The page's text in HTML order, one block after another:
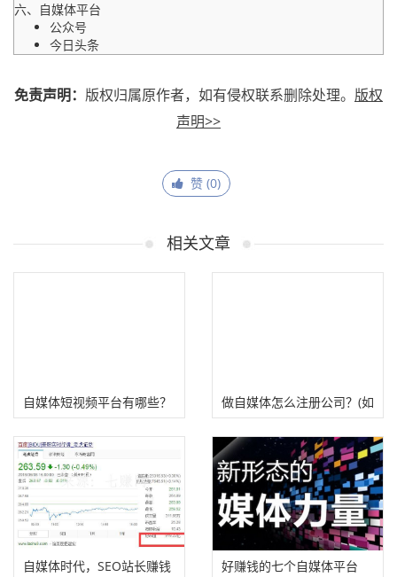
六、自媒体平台
公众号
今日头条
免责声明： 版权归属原作者，如有侵权联系删除处理。 版权
声明>>
赞 (0)
相关文章
自媒体短视频平台有哪些？
（看看哪些适合你做）
做自媒体怎么注册公司？(如
何选择经营范围)
自媒体时代，SEO站长赚钱 好赚钱的七个自媒体平台